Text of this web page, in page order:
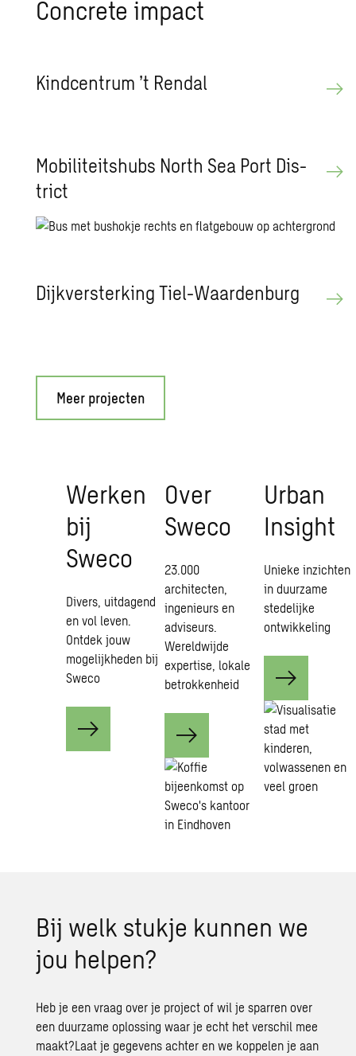
Con­cre­te im­pact
Kind­cen­trum ’t Ren­dal
Mo­bi­li­teits­hubs North Sea Port Dis­
trict
Dijk­ver­ster­king Tiel-Waar­den­burg
Meer projecten
Wer­ken
bij
Sweco
Divers, uitdagend
en vol leven.
Ontdek jouw
mogelijkheden bij
Sweco
Over
Sweco
23.000
architecten,
ingenieurs en
adviseurs.
Wereldwijde
expertise, lokale
betrokkenheid
Urban
In­sight
Unieke inzichten
in duurzame
stedelijke
ontwikkeling
Bij welk stuk­je kun­nen we
jou hel­pen?
Heb je een vraag over je project of wil je sparren over
een duurzame oplossing waar je echt het verschil mee
maakt?Laat je gegevens achter en we koppelen je aan